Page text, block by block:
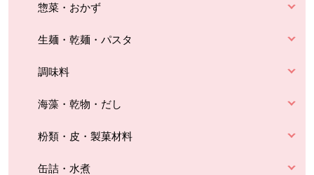
惣菜・おかず
生麺・乾麺・パスタ
調味料
海藻・乾物・だし
粉類・皮・製菓材料
缶詰・水煮